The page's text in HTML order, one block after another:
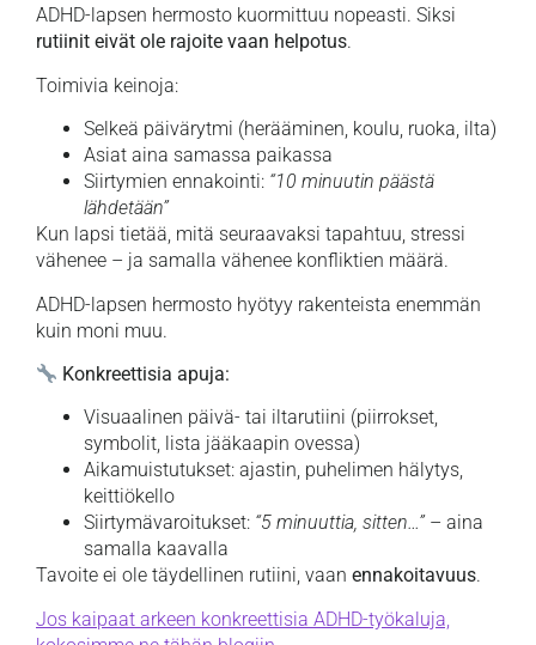
ADHD-lapsen hermosto kuormittuu nopeasti. Siksi
rutiinit eivät ole rajoite vaan helpotus.
Toimivia keinoja:
Selkeä päivärytmi (herääminen, koulu, ruoka, ilta)
Asiat aina samassa paikassa
Siirtymien ennakointi: “10 minuutin päästä
lähdetään”
Kun lapsi tietää, mitä seuraavaksi tapahtuu, stressi
vähenee – ja samalla vähenee konfliktien määrä.
ADHD-lapsen hermosto hyötyy rakenteista enemmän
kuin moni muu.
Konkreettisia apuja:
Visuaalinen päivä- tai iltarutiini (piirrokset,
symbolit, lista jääkaapin ovessa)
Aikamuistutukset: ajastin, puhelimen hälytys,
keittiökello
Siirtymävaroitukset: “5 minuuttia, sitten…”– aina
samalla kaavalla
Tavoite ei ole täydellinen rutiini, vaan ennakoitavuus.
Jos kaipaat arkeen konkreettisia ADHD-työkaluja,